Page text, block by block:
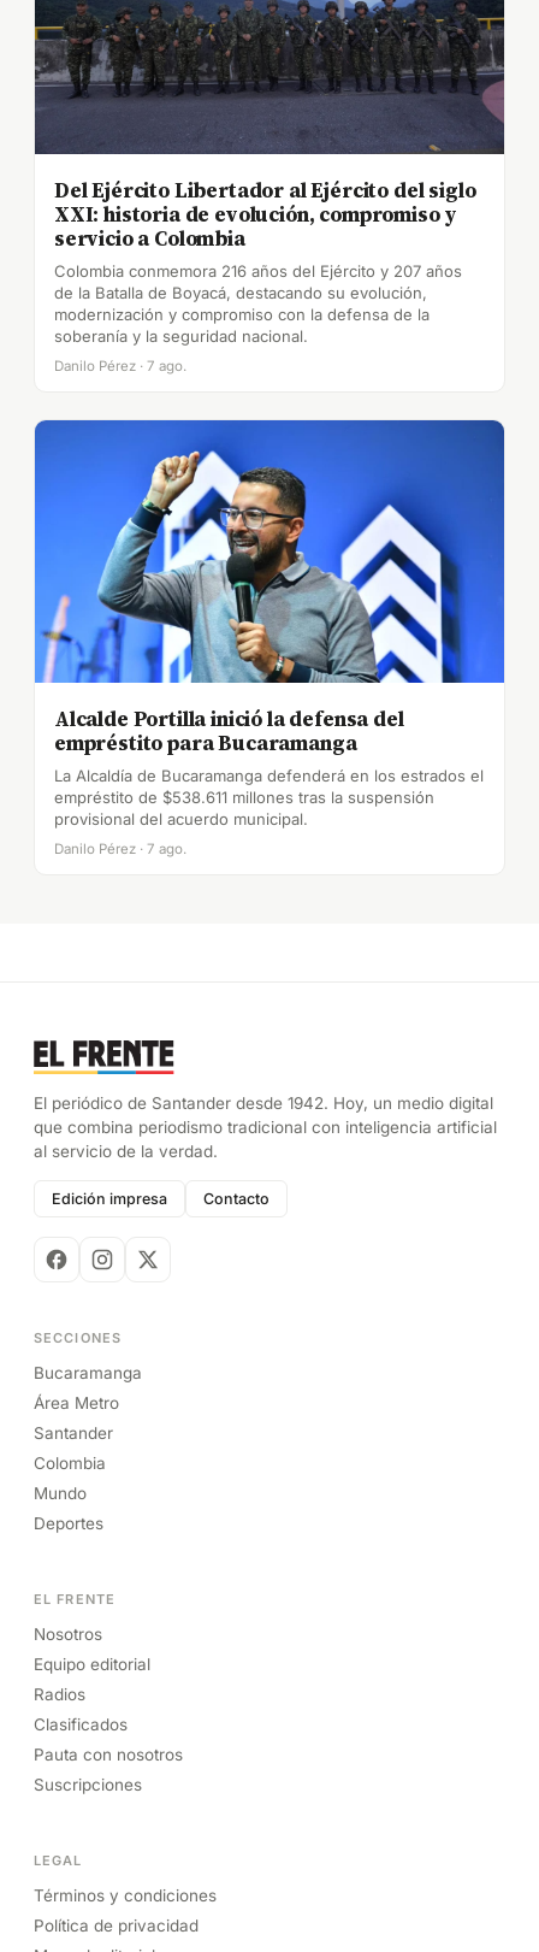
Del Ejército Libertador al Ejército del siglo
XXI: historia de evolución, compromiso y
servicio a Colombia
Colombia conmemora 216 años del Ejército y 207 años
de la Batalla de Boyacá, destacando su evolución,
modernización y compromiso con la defensa de la
soberanía y la seguridad nacional.
Danilo Pérez · 7 ago.
Alcalde Portilla inició la defensa del
empréstito para Bucaramanga
La Alcaldía de Bucaramanga defenderá en los estrados el
empréstito de $538.611 millones tras la suspensión
provisional del acuerdo municipal.
Danilo Pérez · 7 ago.
El periódico de Santander desde 1942. Hoy, un medio digital
que combina periodismo tradicional con inteligencia artificial
al servicio de la verdad.
Edición impresa Contacto
SECCIONES
Bucaramanga
Área Metro
Santander
Colombia
Mundo
Deportes
EL FRENTE
Nosotros
Equipo editorial
Radios
Clasificados
Pauta con nosotros
Suscripciones
LEGAL
Términos y condiciones
Política de privacidad